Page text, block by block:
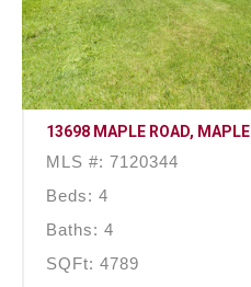
13698 MAPLE ROAD,
MLS #: 7120344
Beds: 4
Baths: 4
SQFt: 4789